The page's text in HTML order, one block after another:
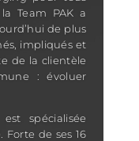
Team PAK a
de plus
impliqués et
de la clientèle
: évoluer
spécialisée
Forte de ses 16